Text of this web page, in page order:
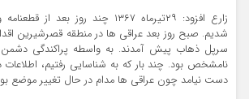
زارع افزود: ۲۹تیرماه ۱۳۶۷ چند روز
شدیم. صبح روز بعد عراقی ها در منطقه قصرشیرین
سرپل ذهاب پیش آمدند. به واسطه پراکندگی
نامشخص بود. چند بار که به شناسایی رفتیم،
دست نیامد چون عراقی ها مدام در حال تغییر موضع